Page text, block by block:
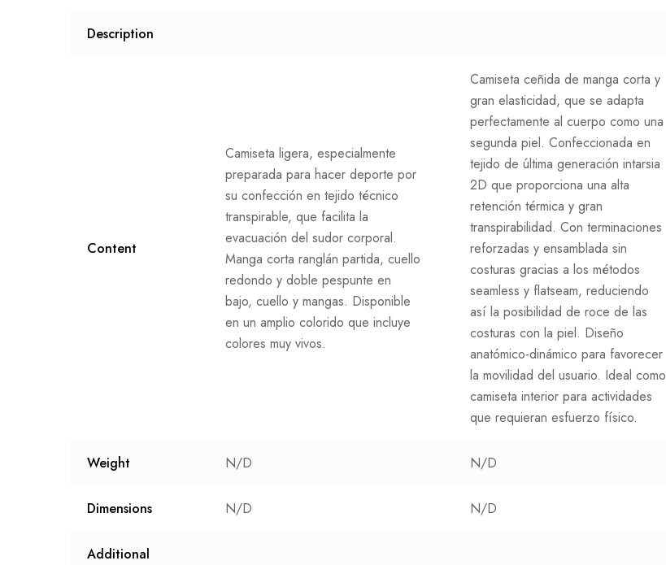
Description
Content
Camiseta ligera, especialmente
preparada para hacer deporte por
su confección en tejido técnico
transpirable, que facilita la
evacuación del sudor corporal.
Manga corta ranglán partida, cuello
redondo y doble pespunte en
bajo, cuello y mangas. Disponible
en un amplio colorido que incluye
colores muy vivos.
Camiseta ceñida de manga corta y
gran elasticidad, que se adapta
perfectamente al cuerpo como una
segunda piel. Confeccionada en
tejido de última generación intarsia
2D que proporciona una alta
retención térmica y gran
transpirabilidad. Con terminaciones
reforzadas y ensamblada sin
costuras gracias a los métodos
seamless y flatseam, reduciendo
así la posibilidad de roce de las
costuras con la piel. Diseño
anatómico-dinámico para favorecer
la movilidad del usuario. Ideal como
camiseta interior para actividades
que requieran esfuerzo físico.
Weight N/D N/D
Dimensions N/D N/D
Additional